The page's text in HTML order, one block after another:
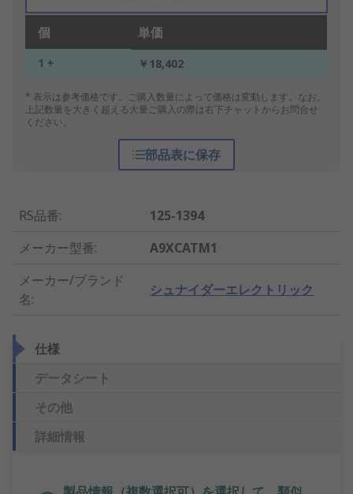
個 単価
1 + ￥18,402
* 表示は参考価格です。ご購入数量によって価格は変動します。なお、
上記数量を大きく超える大量ご購入の際は右下チャットからお問合せ
ください。
部品表に保存
RS品番:
125-1394
メーカー型番:
A9XCATM1
メーカー/ブランド
名:
シュナイダーエレクトリック
仕様
データシート
その他
詳細情報